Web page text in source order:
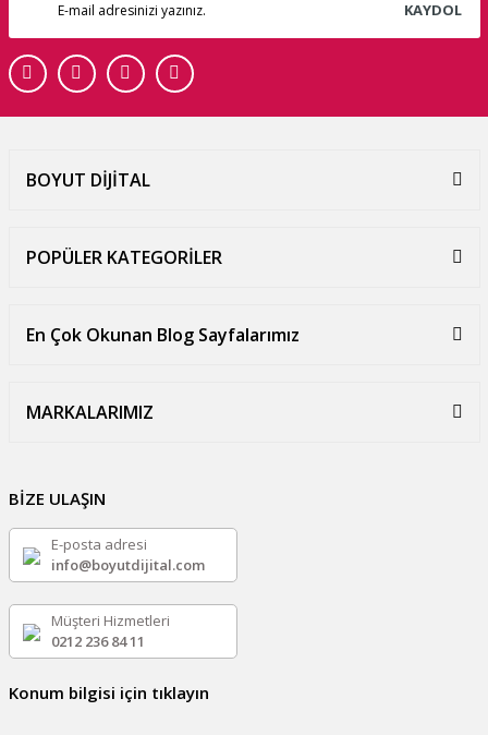
KAYDOL
BOYUT DİJİTAL
POPÜLER KATEGORİLER
En Çok Okunan Blog Sayfalarımız
MARKALARIMIZ
BİZE ULAŞIN
E-posta adresi
info@boyutdijital.com
Müşteri Hizmetleri
0212 236 84 11
Konum bilgisi için tıklayın